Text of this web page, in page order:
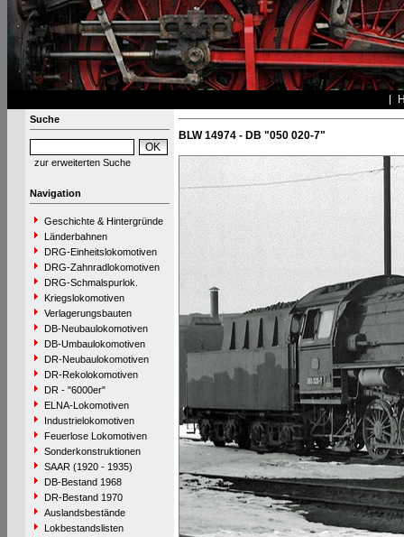
Suche
zur erweiterten Suche
Navigation
Geschichte & Hintergründe
Länderbahnen
DRG-Einheitslokomotiven
DRG-Zahnradlokomotiven
DRG-Schmalspurlok.
Kriegslokomotiven
Verlagerungsbauten
DB-Neubaulokomotiven
DB-Umbaulokomotiven
DR-Neubaulokomotiven
DR-Rekolokomotiven
DR - "6000er"
ELNA-Lokomotiven
Industrielokomotiven
Feuerlose Lokomotiven
Sonderkonstruktionen
SAAR (1920 - 1935)
DB-Bestand 1968
DR-Bestand 1970
Auslandsbestände
Lokbestandslisten
BLW 14974 - DB "050 020-7"